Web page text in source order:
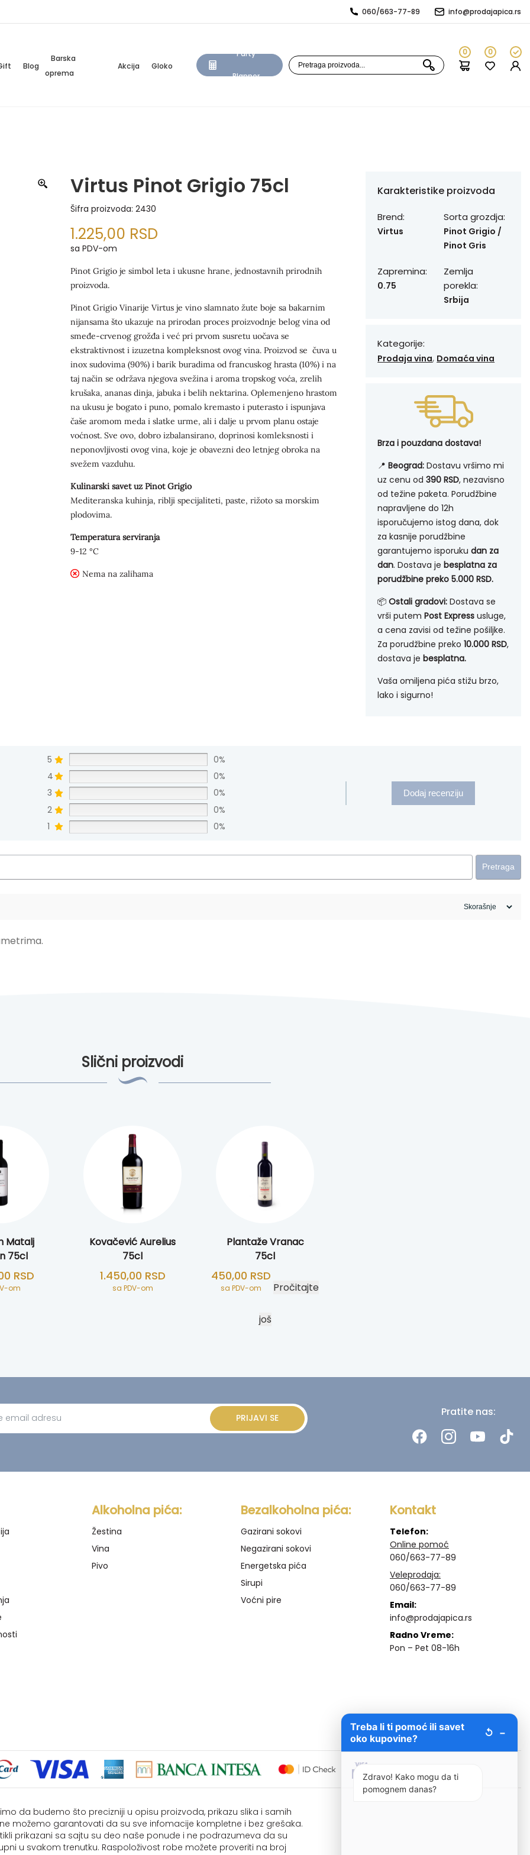
060/663-77-89 info@prodajapica.rs
Blog
Barska
oprema
Akcija Gloko
Party
Planner
0 0
Virtus Pinot Grigio 75cl
Šifra proizvoda: 2430
1.225,00 RSD
sa PDV-om
Pinot Grigio je simbol leta i ukusne hrane, jednostavnih prirodnih
proizvoda.
Pinot Grigio Vinarije Virtus je vino slamnato žute boje sa bakarnim
nijansama što ukazuje na prirodan proces proizvodnje belog vina od
smeđe-crvenog grožđa i već pri prvom susretu uočava se
ekstraktivnost i izuzetna kompleksnost ovog vina. Proizvod se čuva u
inox sudovima (90%) i barik buradima od francuskog hrasta (10%) i na
taj način se održava njegova svežina i aroma tropskog voća, zrelih
krušaka, ananas dinja, jabuka i belih nektarina. Oplemenjeno hrastom
na ukusu je bogato i puno, pomalo kremasto i puterasto i ispunjava
čaše aromom meda i slatke urme, ali i dalje u prvom planu ostaje
voćnost. Sve ovo, dobro izbalansirano, doprinosi komleksnosti i
neponovljivosti ovog vina, koje je obavezni deo letnjeg obroka na
svežem vazduhu.
Kulinarski savet uz Pinot Grigio
Mediteranska kuhinja, riblji specijaliteti, paste, rižoto sa morskim
plodovima.
Temperatura serviranja
9-12 °C
Nema na zalihama
Karakteristike proizvoda
Brend:
Virtus
Sorta grozdja:
Pinot Grigio /
Pinot Gris
Zapremina:
0.75
Zemlja
porekla:
Srbija
Kategorije:
Prodaja vina, Domaća vina
Brza i pouzdana dostava!
📍Beograd: Dostavu vršimo mi
uz cenu od390 RSD, nezavisno
od težine paketa. Porudžbine
napravljene do 12h
isporučujemo istog dana, dok
za kasnije porudžbine
garantujemo isporukudan za
dan. Dostava jebesplatna za
porudžbine preko 5.000 RSD.
📦Ostali gradovi: Dostava se
vrši putemPost Express usluge,
a cena zavisi od težine pošiljke.
Za porudžbine preko10.000 RSD,
dostava jebesplatna.
Vaša omiljena pića stižu brzo,
lako i sigurno!
5
0%
4
0%
3
0%
2
0%
1
0%
Dodaj recenziju
Pretraga
Slični proizvodi
Matalj
75cl
RSD
om
Kovačević Aurelius
75cl
1.450,00 RSD
sa PDV-om
Plantaže Vranac
75cl
450,00 RSD
sa PDV-om Pročitajte
još
PRIJAVI SE Pratite nas:
Alkoholna pića:
Žestina
Vina
Pivo
Bezalkoholna pića:
Gazirani sokovi
Negazirani sokovi
Energetska pića
Sirupi
Voćni pire
Kontakt
Telefon:
Online pomoć
060/663-77-89
Veleprodaja:
060/663-77-89
Email:
info@prodajapica.rs
Radno Vreme:
Pon – Pet 08-16h
da budemo što precizniji u opisu proizvoda, prikazu slika i samih
možemo garantovati da su sve infomacije kompletne i bez grešaka.
prikazani sa sajtu su deo naše ponude i ne podrazumeva da su
u svakom trenutku. Raspoloživost robe možete proveriti na broj
Treba li ti pomoć ili savet
oko kupovine?
↺ −
Zdravo! Kako mogu da ti
pomognem danas?